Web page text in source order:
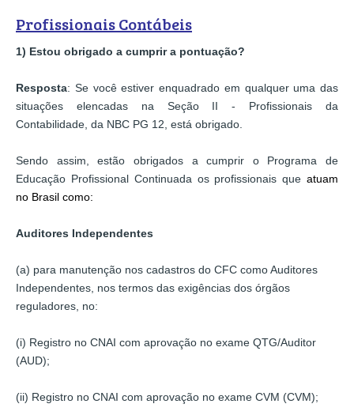
Profissionais Contábeis
1) Estou obrigado a cumprir a pontuação?
Resposta: Se você estiver enquadrado em qualquer uma das
situações elencadas na Seção II - Profissionais da
Contabilidade, da NBC PG 12, está obrigado.
Sendo assim, estão obrigados a cumprir o Programa de
Educação Profissional Continuada os profissionais que atuam
no Brasil como:
Auditores Independentes
(a) para manutenção nos cadastros do CFC como Auditores
Independentes, nos termos das exigências dos órgãos
reguladores, no:
(i) Registro no CNAI com aprovação no exame QTG/Auditor
(AUD);
(ii) Registro no CNAI com aprovação no exame CVM (CVM);